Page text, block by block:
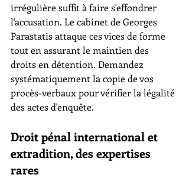
irrégulière suffit à faire s'effondrer
l'accusation. Le cabinet de Georges
Parastatis attaque ces vices de forme
tout en assurant le maintien des
droits en détention. Demandez
systématiquement la copie de vos
procès-verbaux pour vérifier la légalité
des actes d'enquête.
Droit pénal international et
extradition, des expertises
rares